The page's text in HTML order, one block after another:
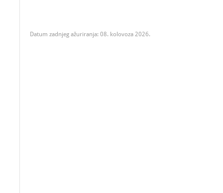
Datum zadnjeg ažuriranja: 08. kolovoza 2026.